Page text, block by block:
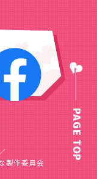
製作委員会
PAGE TOP